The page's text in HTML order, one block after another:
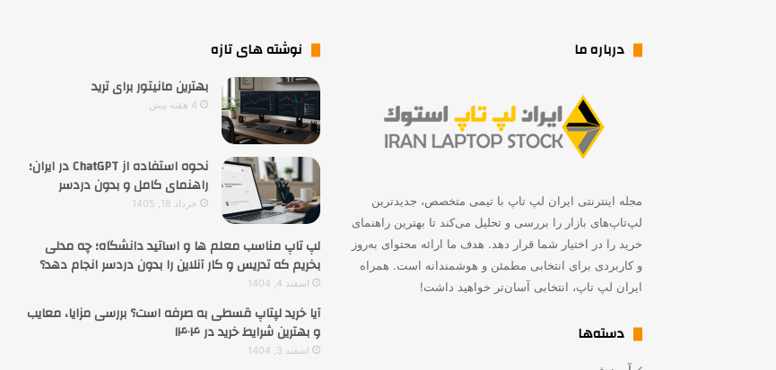
درباره ما
مجله اینترنتی ایران لپ تاپ با تیمی متخصص، جدیدترین
لپ‌تاپ‌های بازار را بررسی و تحلیل می‌کند تا بهترین راهنمای
خرید را در اختیار شما قرار دهد. هدف ما ارائه محتوای به‌روز
و کاربردی برای انتخابی مطمئن و هوشمندانه است. همراه
ایران لپ تاپ، انتخابی آسان‌تر خواهید داشت!
دسته‌ها
نوشته های تازه
بهترین مانیتور برای ترید
4 هفته پیش
نحوه استفاده از ChatGPT در ایران؛
راهنمای کامل و بدون دردسر
خرداد 18, 1405
لپ تاپ مناسب معلم ها و اساتید دانشگاه؛ چه مدلی
بخریم که تدریس و کار آنلاین را بدون دردسر انجام دهد؟
اسفند 4, 1404
آیا خرید لپتاپ قسطی به صرفه است؟ بررسی مزایا، معایب
و بهترین شرایط خرید در ۱۴۰۴
اسفند 3, 1404